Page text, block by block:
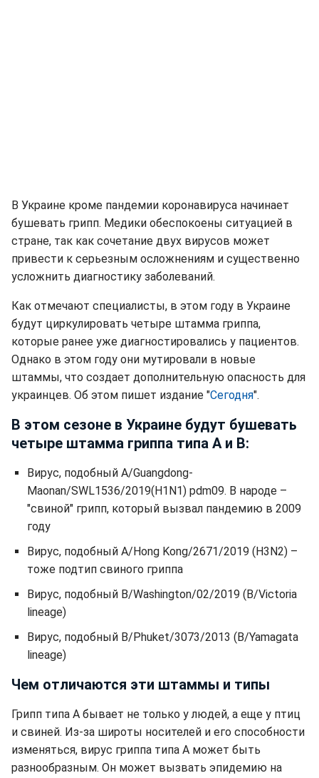
В Украине кроме пандемии коронавируса начинает
бушевать грипп. Медики обеспокоены ситуацией в
стране, так как сочетание двух вирусов может
привести к серьезным осложнениям и существенно
усложнить диагностику заболеваний.
Как отмечают специалисты, в этом году в Украине
будут циркулировать четыре штамма гриппа,
которые ранее уже диагностировались у пациентов.
Однако в этом году они мутировали в новые
штаммы, что создает дополнительную опасность для
украинцев. Об этом пишет издание "Сегодня".
В этом сезоне в Украине будут бушевать
четыре штамма гриппа типа А и В:
Вирус, подобный A/Guangdong-
Maonan/SWL1536/2019(H1N1) pdm09. В народе –
"свиной" грипп, который вызвал пандемию в 2009
году
Вирус, подобный A/Hong Kong/2671/2019 (H3N2) –
тоже подтип свиного гриппа
Вирус, подобный B/Washington/02/2019 (B/Victoria
lineage)
Вирус, подобный B/Phuket/3073/2013 (B/Yamagata
lineage)
Чем отличаются эти штаммы и типы
Грипп типа А бывает не только у людей, а еще у птиц
и свиней. Из-за широты носителей и его способности
изменяться, вирус гриппа типа А может быть
разнообразным. Он может вызвать эпидемию на